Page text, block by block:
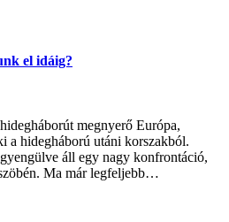
el idáig?
megnyerő Európa,
a hidegháború utáni korszakból.
áll egy nagy konfrontáció,
Ma már legfeljebb…